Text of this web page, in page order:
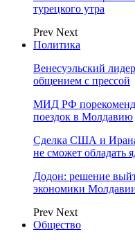
турецкого утра
Prev Next
Политика
Венесуэльский
общением с прессой
МИД РФ
поездок в Молдавию
Сделка США и Ирана
не сможет обладать
Додон: решение
экономики
Prev Next
Общество